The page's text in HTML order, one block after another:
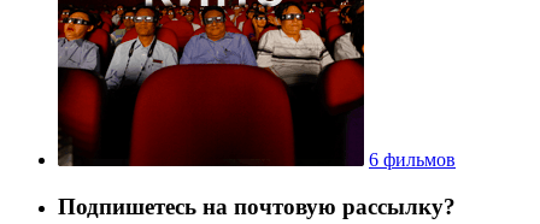
6 фильмов
Подпишетесь на почтовую рассылку?